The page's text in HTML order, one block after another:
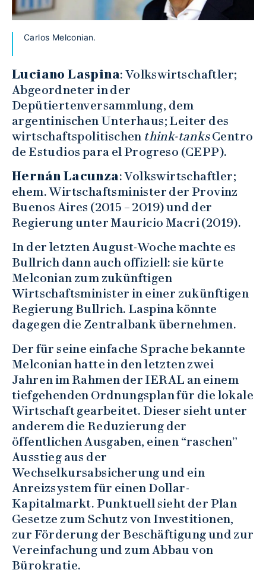
Carlos Melconian.
Luciano Laspina: Volkswirtschaftler;
Abgeordneter in der
Depütiertenversammlung, dem
argentinischen Unterhaus; Leiter des
wirtschaftspolitischen think-tanksCentro
de Estudios para el Progreso (CEPP).
Hernán Lacunza: Volkswirtschaftler;
ehem. Wirtschaftsminister der Provinz
Buenos Aires (2015 – 2019) und der
Regierung unter Mauricio Macri (2019).
In der letzten August-Woche machte es
Bullrich dann auch offiziell: sie kürte
Melconian zum zukünftigen
Wirtschaftsminister in einer zukünftigen
Regierung Bullrich. Laspina könnte
dagegen die Zentralbank übernehmen.
Der für seine einfache Sprache bekannte
Melconian hatte in den letzten zwei
Jahren im Rahmen der IERAL an einem
tiefgehenden Ordnungsplan für die lokale
Wirtschaft gearbeitet. Dieser sieht unter
anderem die Reduzierung der
öffentlichen Ausgaben, einen “raschen”
Ausstieg aus der
Wechselkursabsicherung und ein
Anreizsystem für einen Dollar-
Kapitalmarkt. Punktuell sieht der Plan
Gesetze zum Schutz von Investitionen,
zur Förderung der Beschäftigung und zur
Vereinfachung und zum Abbau von
Bürokratie.